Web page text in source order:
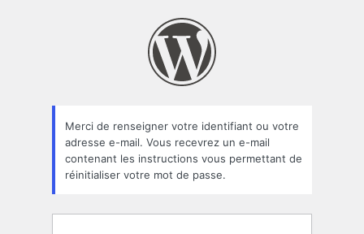
oublié
Merci de renseigner votre identifiant ou votre
adresse e-mail. Vous recevrez un e-mail
contenant les instructions vous permettant de
réinitialiser votre mot de passe.